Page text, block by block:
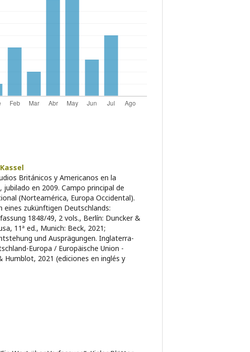
Británicos y Americanos en la
jubilado en 2009. Campo principal de
(Norteamérica, Europa Occidental).
eines zukünftigen Deutschlands:
1848/49, 2 vols., Berlín: Duncker &
11ª ed., Munich: Beck, 2021;
und Ausprägungen. Inglaterra-
Europa / Europäische Union -
Humblot, 2021 (ediciones en inglés y